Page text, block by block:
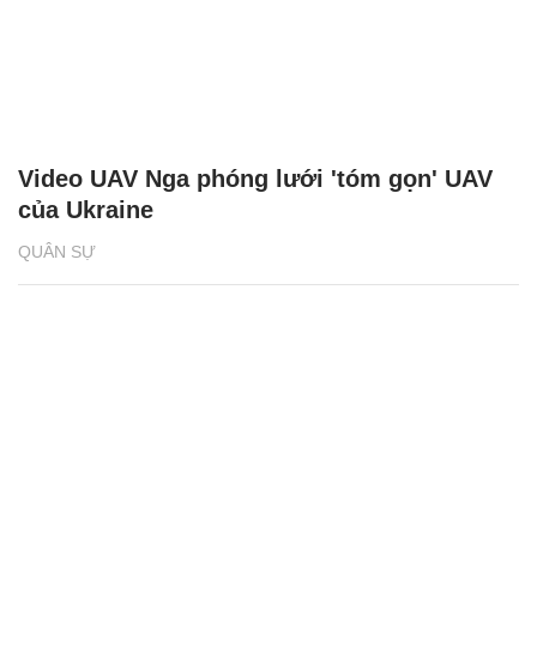
QUÂN SỰ
Video UAV Nga phóng lưới 'tóm gọn' UAV
của Ukraine